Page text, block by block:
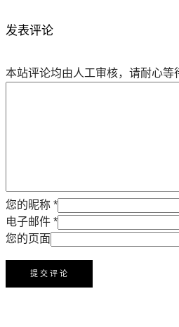
发表评论
本站评论均由人工审核，请耐心等
您的昵称 *
电子邮件 *
您的页面